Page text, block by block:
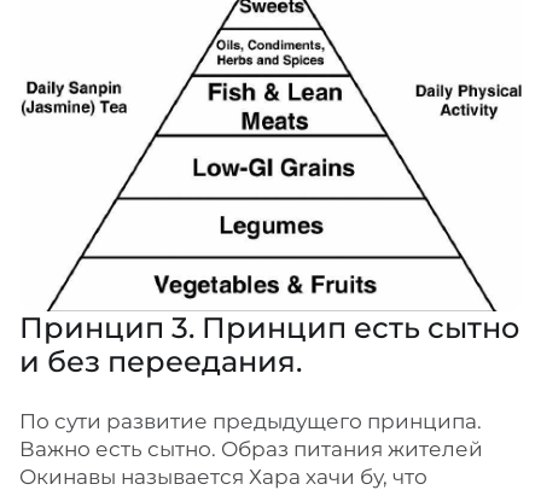
Принцип 3. Принцип есть сытно
и без переедания.
По сути развитие предыдущего принципа.
Важно есть сытно. Образ питания жителей
Окинавы называется Хара хачи бу, что